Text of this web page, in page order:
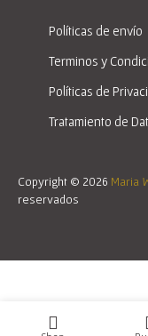
Políticas de envío
Terminos y
Políticas de
Tratamiento de
Copyright © 2026 Maria
reservados